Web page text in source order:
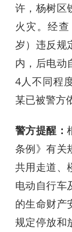
许，杨树区
火灾。经
岁）违反规
内，后电动
4人不同程
某已被警方
警方提醒：
条例》有关
共用走道、
电动自行车
的生命财产
规定停放和